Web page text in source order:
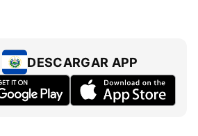
DESCARGAR APP